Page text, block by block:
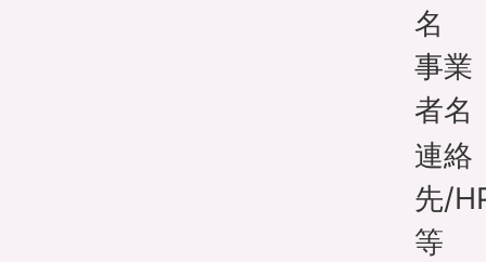
名
事業
者名
連絡
先/
等